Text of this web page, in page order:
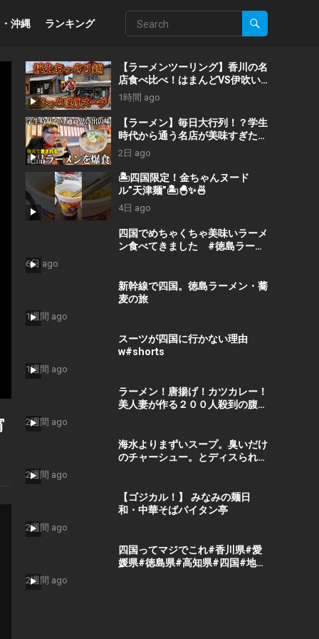
沖縄 ランキング
【ラーメンツーリング】香川の名
店食べ比べ！はまんどVS伊吹い
りこセンターを巡る四国1泊2日
1時間 ago
【ラーメン】毎日大行列！？学生
時代から通う名店が美味すぎた。
【飯テロ】
2日 ago
🏝四国限定！金ちゃんヌード
ル”天津麺”🏝🐣✨🍜
4日 ago
四国でめちゃくちゃ美味いラーメ
ン食べてきました #徳島ラーメ
6日 ago
新幹線で四国。徳島ラーメン・蕎
麦の旅
1週間 ago
スーツが四国に行かない理由
w#shorts
1週間 ago
ラーメン！唐揚げ！カツカレー！
美人妻が作る２００人殺到の腹パ
2週間 ago
海水よりまずいスープ。臭いだけ
のチャーシュー。とディスられま
2週間 ago
【ゴジカル！】 みなみの麺日
和・中華そばパイタン亭
2週間 ago
四国ってマジでこれ#香川県#愛
媛県#徳島県#高知県#四国#地方
2週間 ago